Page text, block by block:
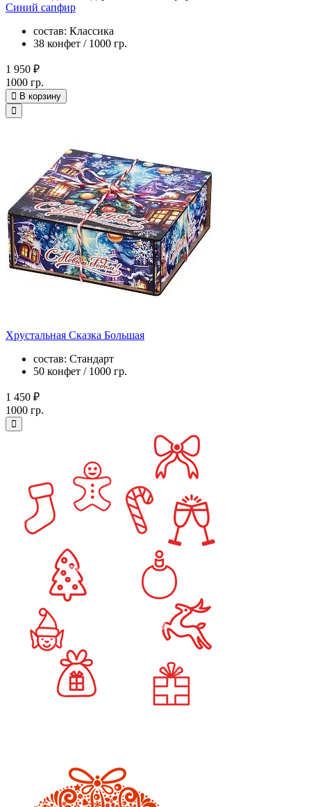
Синий сапфир
состав: Классика
38 конфет / 1000 гр.
1 950 ₽
1000 гр.
В корзину
Хрустальная Сказка Большая
состав: Стандарт
50 конфет / 1000 гр.
1 450 ₽
1000 гр.